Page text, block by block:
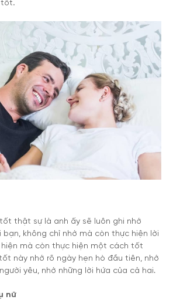
tốt.
thật sự là anh ấy sẽ luôn ghi nhớ
bạn, không chỉ nhớ mà còn thực hiện lời
hiện mà còn thực hiện một cách tốt
này nhớ rõ ngày hẹn hò đầu tiên, nhớ
yêu, nhớ những lời hứa của cả hai.
nữ